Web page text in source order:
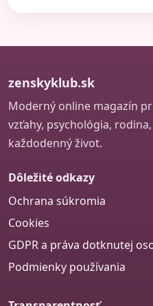
zenskyklub.sk
Moderný online magazín
vzťahy, psychológia,
každodenný život.
Dôležité odkazy
Ochrana súkromia
Cookies
GDPR a práva dotknutej
Podmienky používania